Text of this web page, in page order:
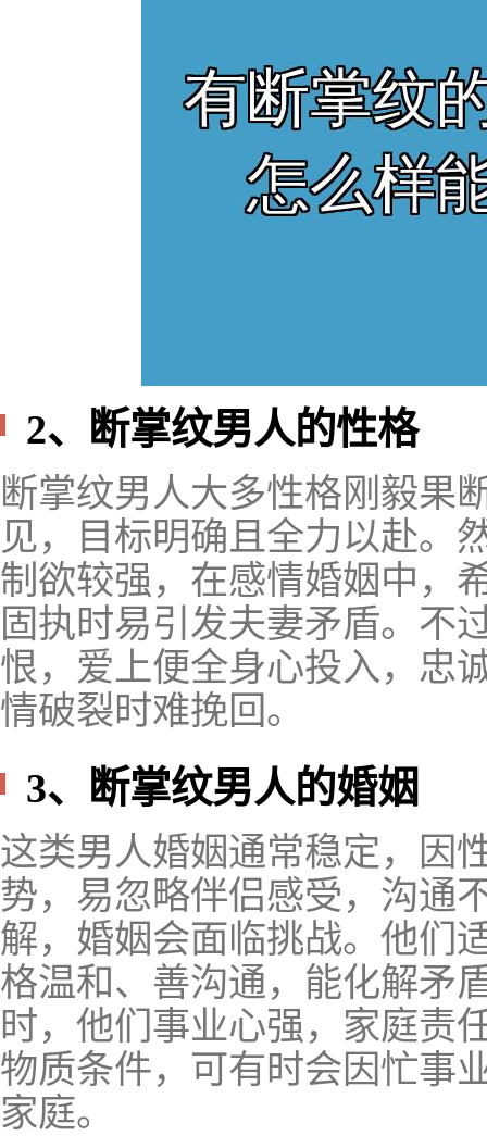
2、断掌纹男人的性格
断掌纹男人大多性格刚毅果
见，目标明确且全力以赴。
制欲较强，在感情婚姻中，
固执时易引发夫妻矛盾。不
恨，爱上便全身心投入，忠
情破裂时难挽回。
3、断掌纹男人的婚姻
这类男人婚姻通常稳定，因
势，易忽略伴侣感受，沟通
解，婚姻会面临挑战。他们
格温和、善沟通，能化解矛
时，他们事业心强，家庭责
物质条件，可有时会因忙事
家庭。